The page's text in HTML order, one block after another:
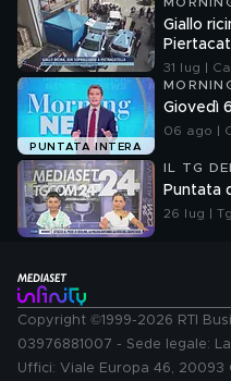
Giallo
31 lug |
PUNTATA INTERA
Giovedì
06 ago |
IL TG
Puntata
26 lug |
Copyright ©1999-2026 RTI
03976881007 - Sede legale:
Uffici: Viale Europa 46, 20093